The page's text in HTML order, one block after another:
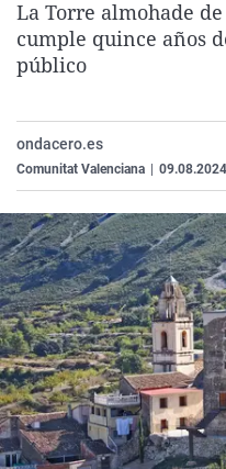
La Torre almohade
cumple quince años
público
ondacero.es
Comunitat Valenciana